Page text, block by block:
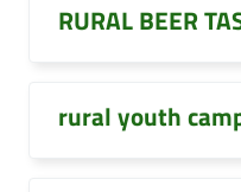
RURAL BEER
rural youth